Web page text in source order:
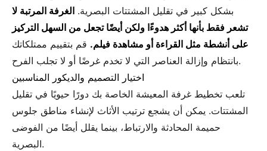
بشكل كبير في تقليل المشتتات البصرية. الغرفة المرتبة لا
تشعر فقط بأنها أكثر هدوءًا ولكن أيضًا تجعل من السهل التركيز
على أنشطة مثل القراءة أو مشاهدة فيلم. قم بتقييم ممتلكاتك
بانتظام وإزالة العناصر التي لا تخدم غرضًا أو لا تجلب الفرح.
اختيار التصميم والديكور المناسبين
تلعب تخطيط غرفة المعيشة الخاصة بك دورًا حيويًا في تقليل
المشتتات. يمكن أن يشجع ترتيب الأثاث لإنشاء مناطق جلوس
حميمة المحادثة والارتباط، بينما يقلل أيضًا من الفوضى
البصرية.